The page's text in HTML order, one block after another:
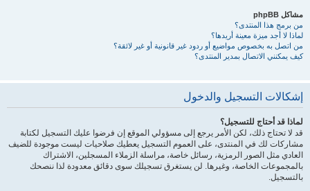
مشاكل phpBB
من برمج هذا المنتدى؟
لماذا لا أجد ميزة معينة أريدها؟
من اتصل به بخصوص مواضيع أو ردود غير قانونية أو غير لائقة؟
كيف يمكنني الاتصال بمدير المنتدى؟
إشكالات التسجيل والدخول
لماذا قد أحتاج للتسجيل؟
قد لا تحتاج ذلك، لكن الأمر يرجع إلى مسؤولي الموقع إن فرضوا عليك التسجيل لكتابة
مشاركات لك في المنتدى، على العموم التسجيل يعطيك صلاحيات ليست موجودة للضيف
العادي مثل الصور الرمزية، رسائل خاصة، مراسلة الزملاء المسجلين، الاشتراك
بالمجموعات الخاصة، وغيرها. لن يستغرق تسجيلك سوى دقائق معدودة لذا ننصحك
بالتسجيل.